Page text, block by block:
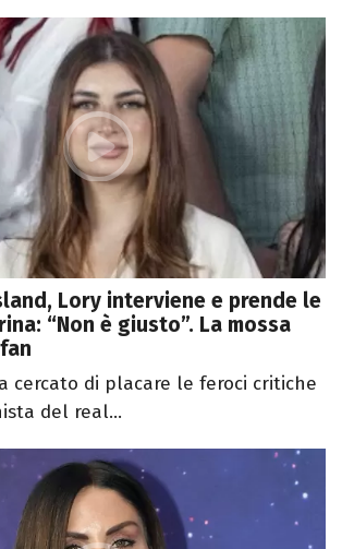
Lory interviene e prende le
“Non è giusto”. La mossa
cercato di placare le feroci critiche
del real...